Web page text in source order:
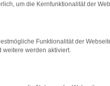
bestimmter Seiten
beheben.
um die Kernfunktionalität der
Funktionalität der
weitere werden aktiviert.